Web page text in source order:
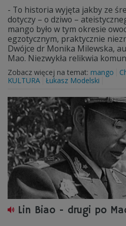
- To historia wyjęta jakby ze
dotyczy – o dziwo –
mango było w tym okresie
egzotycznym, praktycznie
Dwójce dr Monika Milewska,
Mao. Niezwykła relikwia
Zobacz więcej na temat: mango
KULTURA Łukasz Modelski
Lin Biao - drugi po